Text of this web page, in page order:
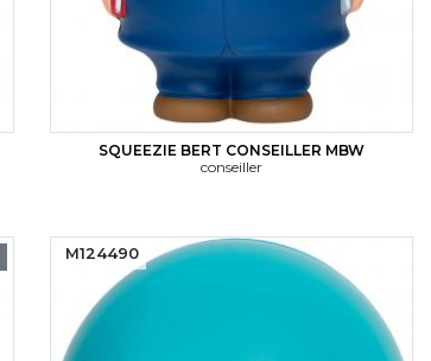
SQUEEZIE BERT CONSEILLER MBW
conseiller
M124490